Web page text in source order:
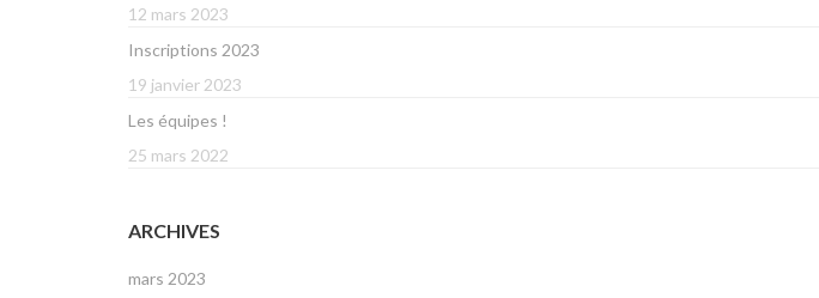
12 mars 2023
Inscriptions 2023
19 janvier 2023
Les équipes !
25 mars 2022
ARCHIVES
mars 2023